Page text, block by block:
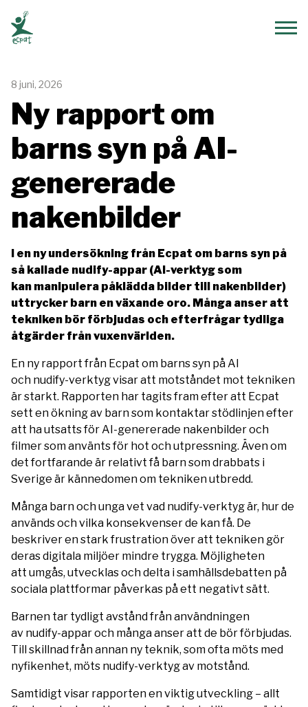
ECPAT Sverige
8 juni, 2026
Ny rapport om
barns syn på AI-
genererade
nakenbilder
I en ny undersökning från Ecpat om barns syn på
så kallade nudify-appar (AI-verktyg som
kan manipulera påklädda bilder till nakenbilder)
uttrycker barn en växande oro. Många anser att
tekniken bör förbjudas och efterfrågar tydliga
åtgärder från vuxenvärlden.
En ny rapport från Ecpat om barns syn på AI
och nudify-verktyg visar att motståndet mot tekniken
är starkt. Rapporten har tagits fram efter att Ecpat
sett en ökning av barn som kontaktar stödlinjen efter
att ha utsatts för AI-genererade nakenbilder och
filmer som använts för hot och utpressning. Även om
det fortfarande är relativt få barn som drabbats i
Sverige är kännedomen om tekniken utbredd.
Många barn och unga vet vad nudify-verktyg är, hur de
används och vilka konsekvenser de kan få. De
beskriver en stark frustration över att tekniken gör
deras digitala miljöer mindre trygga. Möjligheten
att umgås, utvecklas och delta i samhällsdebatten på
sociala plattformar påverkas på ett negativt sätt.
Barnen tar tydligt avstånd från användningen
av nudify-appar och många anser att de bör förbjudas.
Till skillnad från annan ny teknik, som ofta möts med
nyfikenhet, möts nudify-verktyg av motstånd.
Samtidigt visar rapporten en viktig utveckling – allt